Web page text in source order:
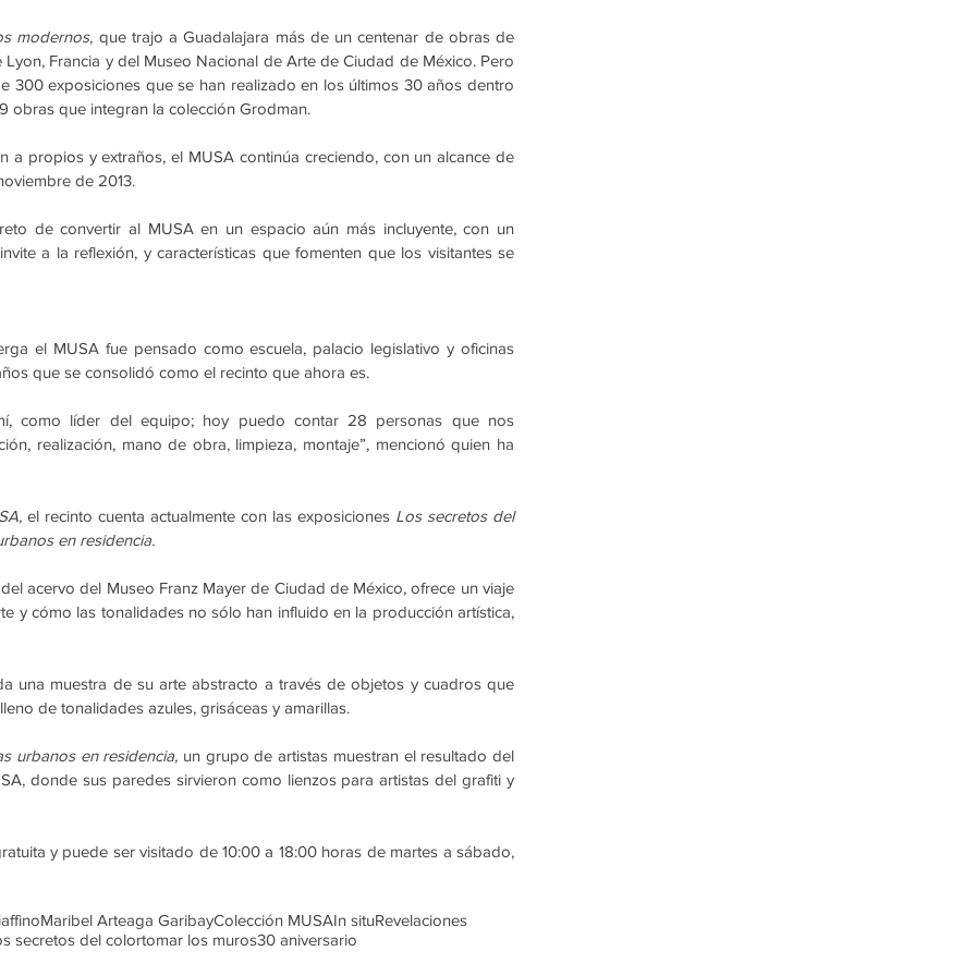
modernos, que trajo a Guadalajara más de un centenar de obras de
Francia y del Museo Nacional de Arte de Ciudad de México. Pero
300 exposiciones que se han realizado en los últimos 30 años dentro
obras que integran la colección Grodman.
a propios y extraños, el MUSA continúa creciendo, con un alcance de
de 2013.
de convertir al MUSA en un espacio aún más incluyente, con un
a la reflexión, y características que fomenten que los visitantes se
el MUSA fue pensado como escuela, palacio legislativo y oficinas
que se consolidó como el recinto que ahora es.
como líder del equipo; hoy puedo contar 28 personas que nos
realización, mano de obra, limpieza, montaje”, mencionó quien ha
el recinto cuenta actualmente con las exposiciones Los secretos del
en residencia.
acervo del Museo Franz Mayer de Ciudad de México, ofrece un viaje
y cómo las tonalidades no sólo han influido en la producción artística,
una muestra de su arte abstracto a través de objetos y cuadros que
de tonalidades azules, grisáceas y amarillas.
urbanos en residencia, un grupo de artistas muestran el resultado del
donde sus paredes sirvieron como lienzos para artistas del grafiti y
y puede ser visitado de 10:00 a 18:00 horas de martes a sábado,
Maribel Arteaga GaribayColección MUSAIn situRevelaciones
secretos del colortomar los muros30 aniversario